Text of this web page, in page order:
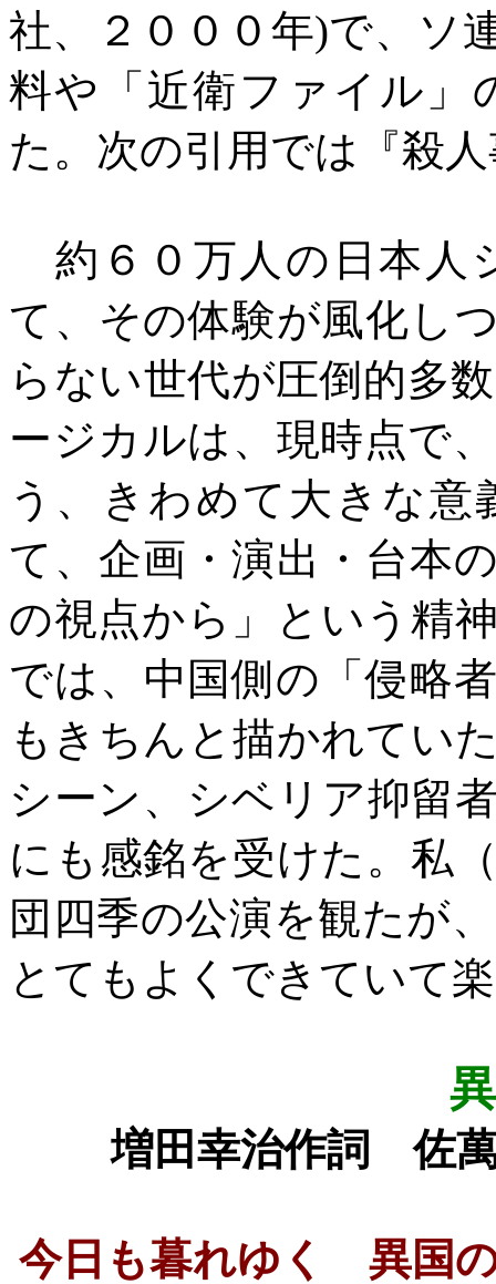
社、２０００年)で、ソ
料や「近衛ファイル」
た。次の引用では『殺
約６０万人の日本人
て、その体験が風化し
らない世代が圧倒的多
ージカルは、現時点で
う、きわめて大きな
て、企画・演出・台本
の視点から」という精
では、中国側の「侵略
もきちんと描かれてい
シーン、シベリア抑留
にも感銘を受けた。私
団四季の公演を観たが
とてもよくできていて
増田幸治作詞 佐
今日も暮れゆく 異